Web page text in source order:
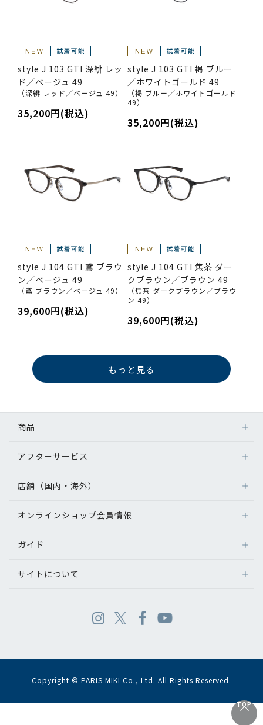
style J 103 GTI 深緋 レッ
ド／ベージュ 49
（深緋 レッド／ベージュ 49）
35,200円(税込)
style J 103 GTI 褐 ブルー
／ホワイトゴールド 49
（褐 ブルー／ホワイトゴールド
49）
35,200円(税込)
style J 104 GTI 鳶 ブラウ
ン／ベージュ 49
（鳶 ブラウン／ベージュ 49）
39,600円(税込)
style J 104 GTI 焦茶 ダー
クブラウン／ブラウン 49
（焦茶 ダークブラウン／ブラウ
ン 49）
39,600円(税込)
もっと見る
TOP
商品
アフターサービス
店舗（国内・海外）
オンラインショップ会員情報
ガイド
サイトについて
Copyright © PARIS MIKI Co., Ltd. All Rights Reserved.